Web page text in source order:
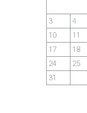
3
4
10
11
17
18
24
25
31